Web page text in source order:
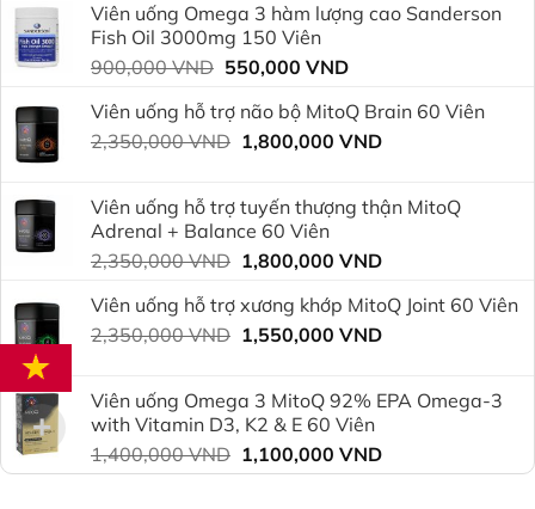
là:
750,000 VND.
tại
600,000 VND.
Viên uống Omega 3 hàm lượng cao Sanderson
Fish Oil 3000mg 150 Viên
900,000VND Giá
là:
900,000 VND.
550,000 VNDGiá
tại
là:
Viên uống hỗ trợ não bộ MitoQ Brain 60 Viên
2,350,000VND Giá
2,350,000 VND.
1,800,000 VNDGiá
là:
Viên uống hỗ trợ tuyến thượng thận MitoQ
Adrenal + Balance 60 Viên
2,350,000VND Giá
là:
2,350,000 VND.
1,800,000 VNDGiá
tại
là:
Viên uống hỗ trợ xương khớp MitoQ Joint 60 Viên
2,350,000VND Giá
2,350,000 VND.
1,550,000 VNDGiá
là:
Viên uống Omega 3 MitoQ 92% EPA Omega-3
with Vitamin D3, K2 & E 60 Viên
1,400,000VND Giá
gốc
1,100,000 VNDGiá
hiện